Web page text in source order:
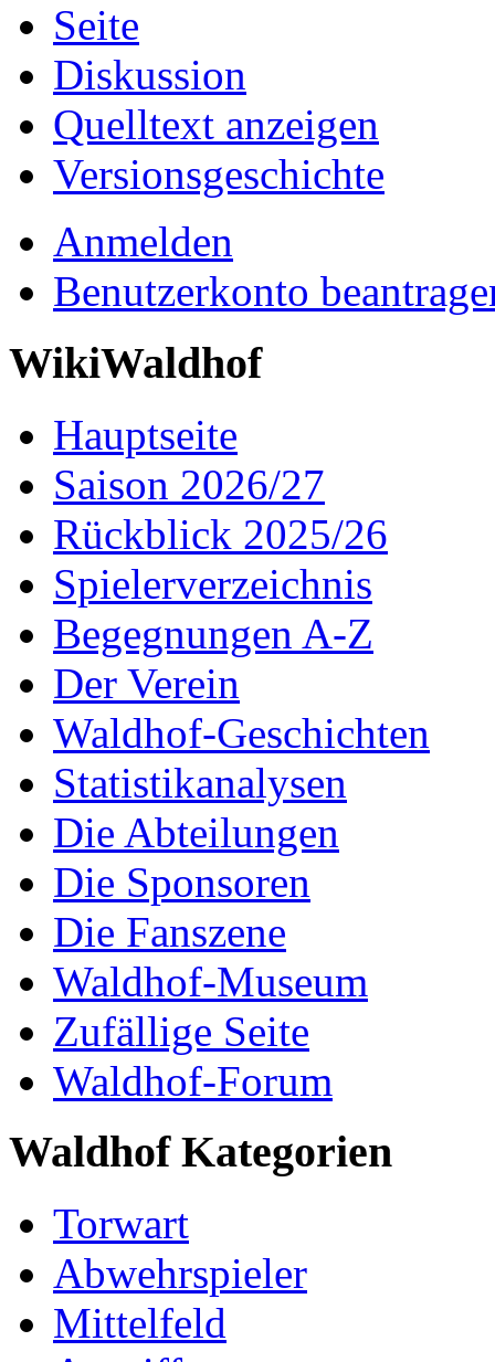
Seite
Diskussion
Quelltext anzeigen
Versionsgeschichte
Anmelden
Benutzerkonto
WikiWaldhof
Hauptseite
Saison 2026/27
Rückblick 2025/26
Spielerverzeichnis
Begegnungen A-Z
Der Verein
Waldhof-Geschichten
Statistikanalysen
Die Abteilungen
Die Sponsoren
Die Fanszene
Waldhof-Museum
Zufällige Seite
Waldhof-Forum
Waldhof Kategorien
Torwart
Abwehrspieler
Mittelfeld